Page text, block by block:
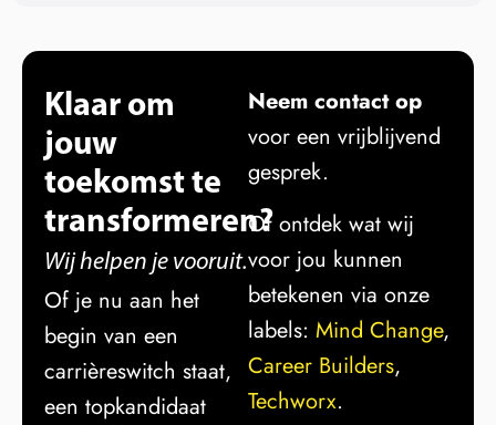
Klaar om
jouw
toekomst te
transformeren?
Wij helpen je vooruit.
Of je nu aan het
begin van een
carrièreswitch staat,
een topkandidaat
Neem contact op
voor een vrijblijvend
gesprek.
Of ontdek wat wij
voor jou kunnen
betekenen via onze
labels: Mind Change,
Career Builders,
Techworx.